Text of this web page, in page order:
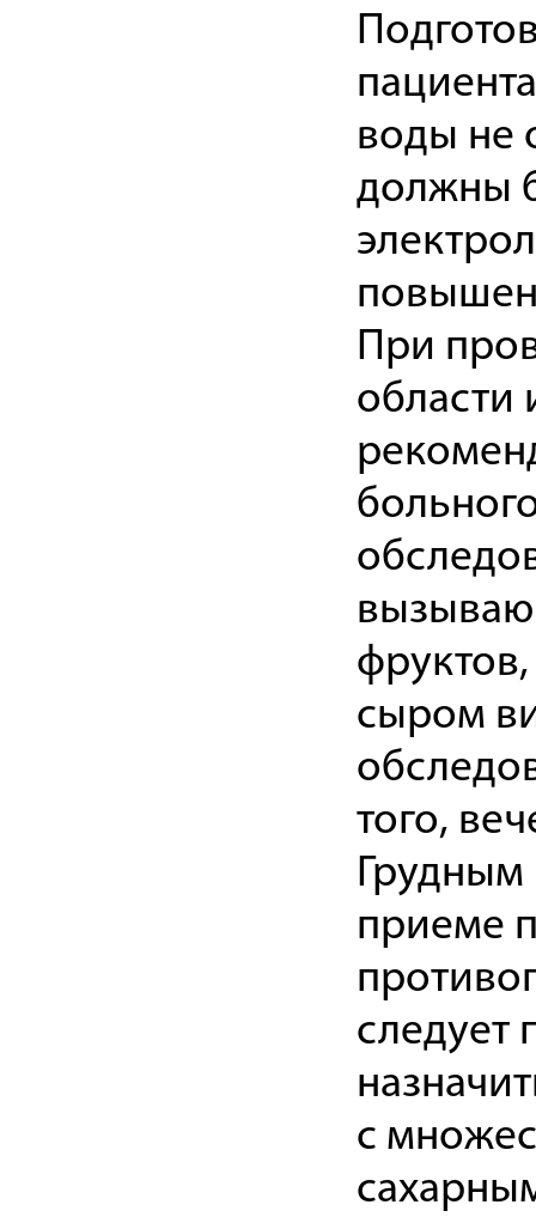
воды не
должны
При
области
сыром
того,
Грудным
приеме
следует
с